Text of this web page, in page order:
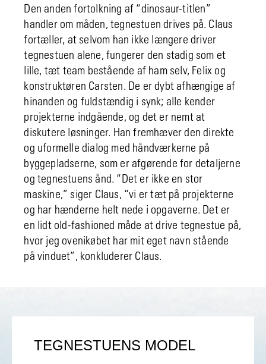
Den anden fortolkning af “dinosaur-titlen”
handler om måden, tegnestuen drives på. Claus
fortæller, at selvom han ikke længere driver
tegnestuen alene, fungerer den stadig som et
lille, tæt team bestående af ham selv, Felix og
konstruktøren Carsten. De er dybt afhængige af
hinanden og fuldstændig i synk; alle kender
projekterne indgående, og det er nemt at
diskutere løsninger. Han fremhæver den direkte
og uformelle dialog med håndværkerne på
byggepladserne, som er afgørende for detaljerne
og tegnestuens ånd. “Det er ikke en stor
maskine,” siger Claus, “vi er tæt på projekterne
og har hænderne helt nede i opgaverne. Det er
en lidt old-fashioned måde at drive tegnestue på,
hvor jeg ovenikøbet har mit eget navn stående
på vinduet”, konkluderer Claus.
TEGNESTUENS MODEL